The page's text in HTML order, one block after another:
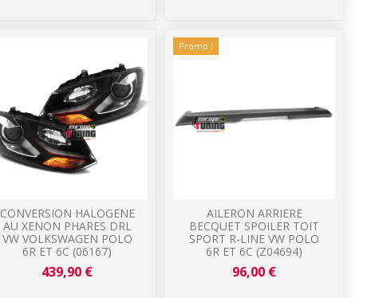
CONVERSION HALOGENE
AU XENON PHARES DRL
VW VOLKSWAGEN POLO
6R ET 6C (06167)
439,90 €
Promo !
AILERON ARRIERE
BECQUET SPOILER TOIT
SPORT R-LINE VW POLO
6R ET 6C (Z04694)
96,00 €